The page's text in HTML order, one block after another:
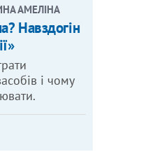
АМЕЛІНА
Навздогін
і чому